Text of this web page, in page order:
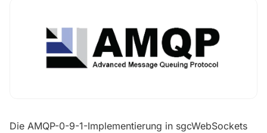
Die AMQP-0-9-1-Implementierung in sgcWebSockets